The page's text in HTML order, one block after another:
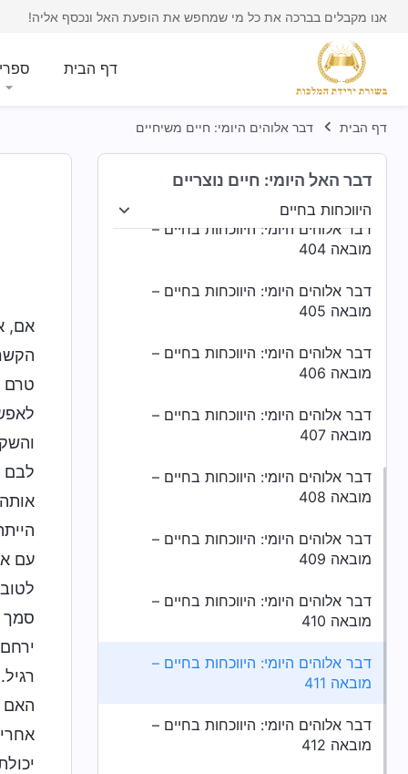
אנו מקבלים בברכה את כל מי שמחפש את הופעת האל ונכסף אליה!
דף הבית
דף הבית דבר אלוהים היומי: חיים משיחיים
דבר האל היומי: חיים נוצריים
היווכחות בחיים
של האנושות היווכחות בחיים ייעודים ותוצאות
דבר אלוהים היומי: היווכחות בחיים –
מובאה 401
מובאה 402
מובאה 403
דבר אלוהים היומי: היווכחות בחיים –
מובאה 404
דבר אלוהים היומי: היווכחות בחיים –
מובאה 405
דבר אלוהים היומי: היווכחות בחיים –
מובאה 406
דבר אלוהים היומי: היווכחות בחיים –
מובאה 407
דבר אלוהים היומי: היווכחות בחיים –
מובאה 408
דבר אלוהים היומי: היווכחות בחיים –
מובאה 409
דבר אלוהים היומי: היווכחות בחיים –
מובאה 410
דבר אלוהים היומי: היווכחות בחיים –
מובאה 411
דבר אלוהים היומי: היווכחות בחיים –
מובאה 412
אם,
טרם
לבם
עם
סמך
האם